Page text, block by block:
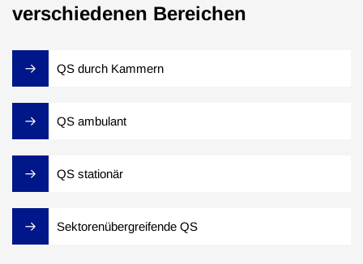
verschiedenen Bereichen
QS durch Kammern
QS ambulant
QS stationär
Sektorenübergreifende QS